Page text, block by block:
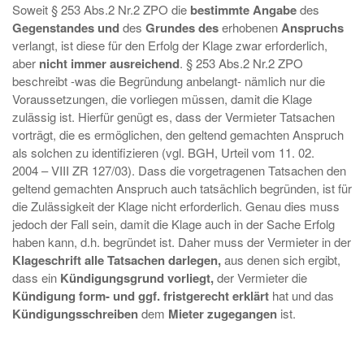
Soweit § 253 Abs.2 Nr.2 ZPO die bestimmte Angabedes
Gegenstandes unddes Grundes deserhobenenAnspruchs
verlangt, ist diese für den Erfolg der Klage zwar erforderlich,
aber nicht immer ausreichend. § 253 Abs.2 Nr.2 ZPO
beschreibt -was die Begründung anbelangt- nämlich nur die
Voraussetzungen, die vorliegen müssen, damit die Klage
zulässig ist. Hierfür genügt es, dass der Vermieter Tatsachen
vorträgt, die es ermöglichen, den geltend gemachten Anspruch
als solchen zu identifizieren (vgl. BGH, Urteil vom 11. 02.
2004 – VIII ZR 127/03). Dass die vorgetragenen Tatsachen den
geltend gemachten Anspruch auch tatsächlich begründen, ist für
die Zulässigkeit der Klage nicht erforderlich. Genau dies muss
jedoch der Fall sein, damit die Klage auch in der Sache Erfolg
haben kann, d.h. begründet ist. Daher muss der Vermieter in der
Klageschrift alle Tatsachen darlegen,aus denen sich ergibt,
dass ein Kündigungsgrund vorliegt,der Vermieter die
Kündigung form- und ggf. fristgerecht erklärt hat und das
Kündigungsschreibendem Mieter zugegangen ist.